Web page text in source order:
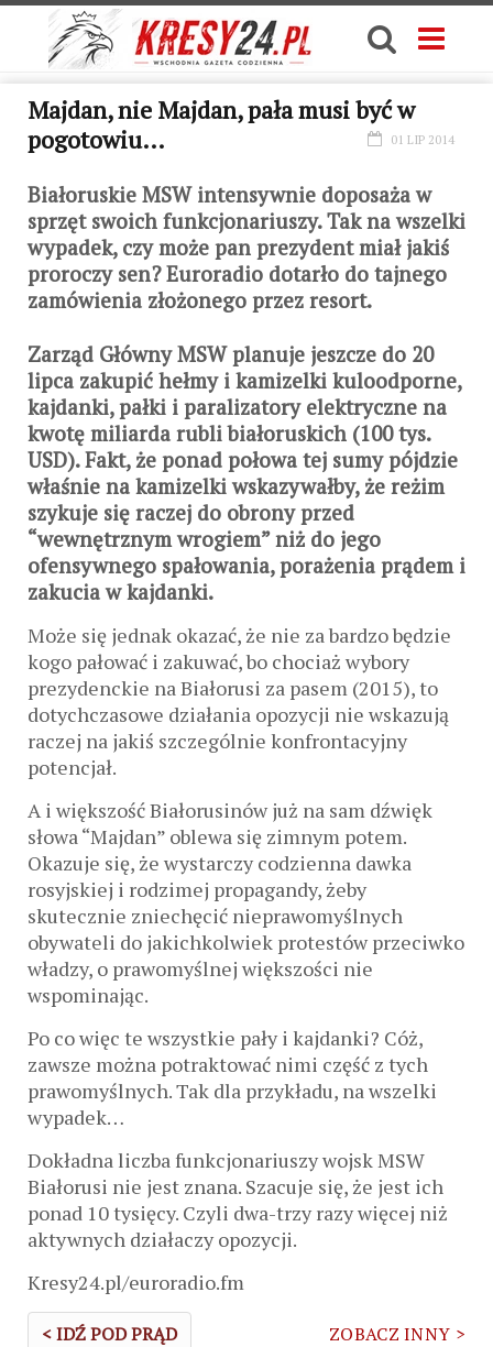
Majdan, nie Majdan, pała musi być w
pogotowiu…
01 LIP 2014
Białoruskie MSW intensywnie doposaża w
sprzęt swoich funkcjonariuszy. Tak na wszelki
wypadek, czy może pan prezydent miał jakiś
proroczy sen? Euroradio dotarło do tajnego
zamówienia złożonego przez resort.
Zarząd Główny MSW planuje jeszcze do 20
lipca zakupić hełmy i kamizelki kuloodporne,
kajdanki, pałki i paralizatory elektryczne na
kwotę miliarda rubli białoruskich (100 tys.
USD). Fakt, że ponad połowa tej sumy pójdzie
właśnie na kamizelki wskazywałby, że reżim
szykuje się raczej do obrony przed
“wewnętrznym wrogiem” niż do jego
ofensywnego spałowania, porażenia prądem i
zakucia w kajdanki.
Może się jednak okazać, że nie za bardzo będzie
kogo pałować i zakuwać, bo chociaż wybory
prezydenckie na Białorusi za pasem (2015), to
dotychczasowe działania opozycji nie wskazują
raczej na jakiś szczególnie konfrontacyjny
potencjał.
A i większość Białorusinów już na sam dźwięk
słowa “Majdan” oblewa się zimnym potem.
Okazuje się, że wystarczy codzienna dawka
rosyjskiej i rodzimej propagandy, żeby
skutecznie zniechęcić nieprawomyślnych
obywateli do jakichkolwiek protestów przeciwko
władzy, o prawomyślnej większości nie
wspominając.
Po co więc te wszystkie pały i kajdanki? Cóż,
zawsze można potraktować nimi część z tych
prawomyślnych. Tak dla przykładu, na wszelki
wypadek…
Dokładna liczba funkcjonariuszy wojsk MSW
Białorusi nie jest znana. Szacuje się, że jest ich
ponad 10 tysięcy. Czyli dwa-trzy razy więcej niż
aktywnych działaczy opozycji.
Kresy24.pl/euroradio.fm
< IDŹ POD PRĄD ZOBACZ INNY >